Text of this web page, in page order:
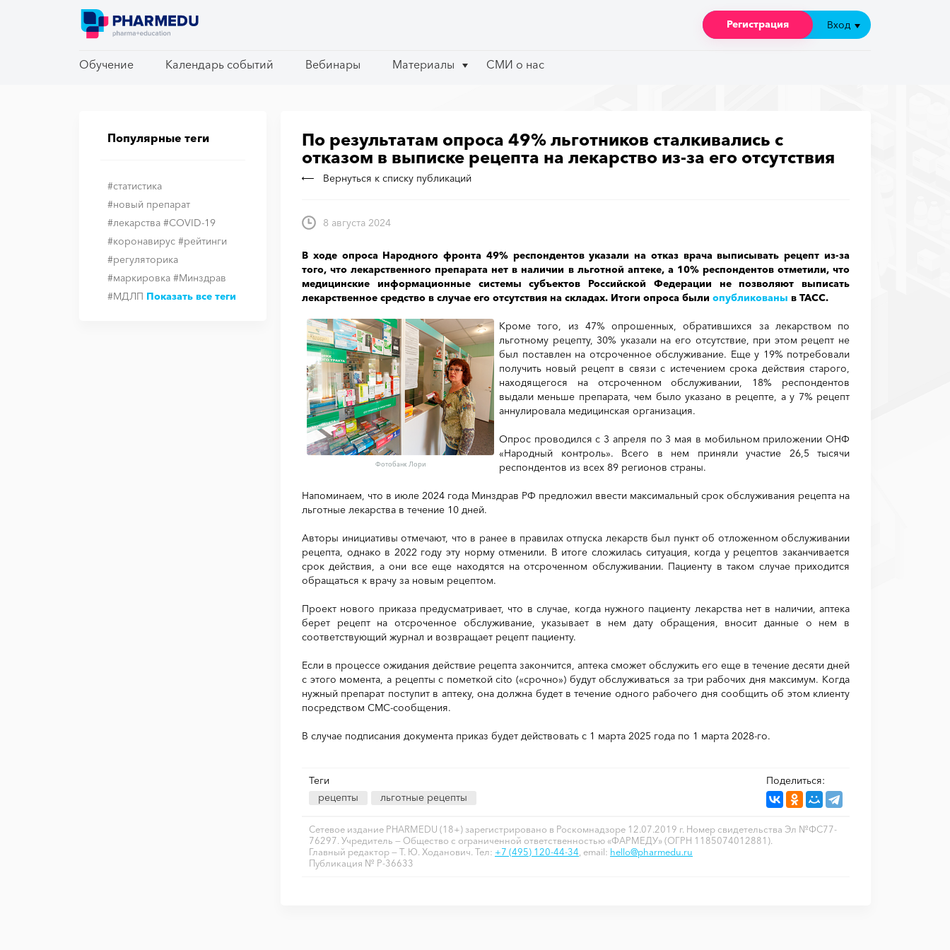
Обучение Календарь событий Вебинары Материалы СМИ о нас
Регистрация Вход
Обучение Календарь событий Вебинары Материалы СМИ о нас
Регистрация Вход
Популярные теги
#статистика
#новый препарат
#лекарства #COVID-19
#коронавирус #рейтинги
#регуляторика
#маркировка #Минздрав
#МДЛП Показать все теги
По результатам опроса 49% льготников сталкивались с
отказом в выписке рецепта на лекарство из-за его отсутствия
Вернуться к списку публикаций
8 августа 2024
В ходе опроса Народного фронта 49% респондентов указали на отказ врача выписывать рецепт из-за
того, что лекарственного препарата нет в наличии в льготной аптеке, а 10% респондентов отметили, что
медицинские информационные системы субъектов Российской Федерации не позволяют выписать
лекарственное средство в случае его отсутствия на складах. Итоги опроса были опубликованы в ТАСС.
Фотобанк Лори
Кроме того, из 47% опрошенных, обратившихся за лекарством по
льготному рецепту, 30% указали на его отсутствие, при этом рецепт не
был поставлен на отсроченное обслуживание. Еще у 19% потребовали
получить новый рецепт в связи с истечением срока действия старого,
находящегося на отсроченном обслуживании, 18% респондентов
выдали меньше препарата, чем было указано в рецепте, а у 7% рецепт
аннулировала медицинская организация.
Опрос проводился с 3 апреля по 3 мая в мобильном приложении ОНФ
«Народный контроль». Всего в нем приняли участие 26,5 тысячи
респондентов из всех 89 регионов страны.
Напоминаем, что в июле 2024 года Минздрав РФ предложил ввести максимальный срок обслуживания рецепта на
льготные лекарства в течение 10 дней.
Авторы инициативы отмечают, что в ранее в правилах отпуска лекарств был пункт об отложенном обслуживании
рецепта, однако в 2022 году эту норму отменили. В итоге сложилась ситуация, когда у рецептов заканчивается
срок действия, а они все еще находятся на отсроченном обслуживании. Пациенту в таком случае приходится
обращаться к врачу за новым рецептом.
Проект нового приказа предусматривает, что в случае, когда нужного пациенту лекарства нет в наличии, аптека
берет рецепт на отсроченное обслуживание, указывает в нем дату обращения, вносит данные о нем в
соответствующий журнал и возвращает рецепт пациенту.
Если в процессе ожидания действие рецепта закончится, аптека сможет обслужить его еще в течение десяти дней
с этого момента, а рецепты с пометкой cito («срочно») будут обслуживаться за три рабочих дня максимум. Когда
нужный препарат поступит в аптеку, она должна будет в течение одного рабочего дня сообщить об этом клиенту
посредством СМС-сообщения.
В случае подписания документа приказ будет действовать с 1 марта 2025 года по 1 марта 2028-го.
Теги
рецепты
льготные рецепты
Поделиться:
Сетевое издание PHARMEDU (18+) зарегистрировано в Роскомнадзоре 12.07.2019 г. Номер свидетельства Эл №ФС77-
76297. Учредитель — Общество с ограниченной ответственностью «ФАРМЕДУ» (ОГРН 1185074012881).
Главный редактор — Т. Ю. Ходанович. Тел: +7 (495) 120-44-34 , email: hello@pharmedu.ru
Публикация № P-36633